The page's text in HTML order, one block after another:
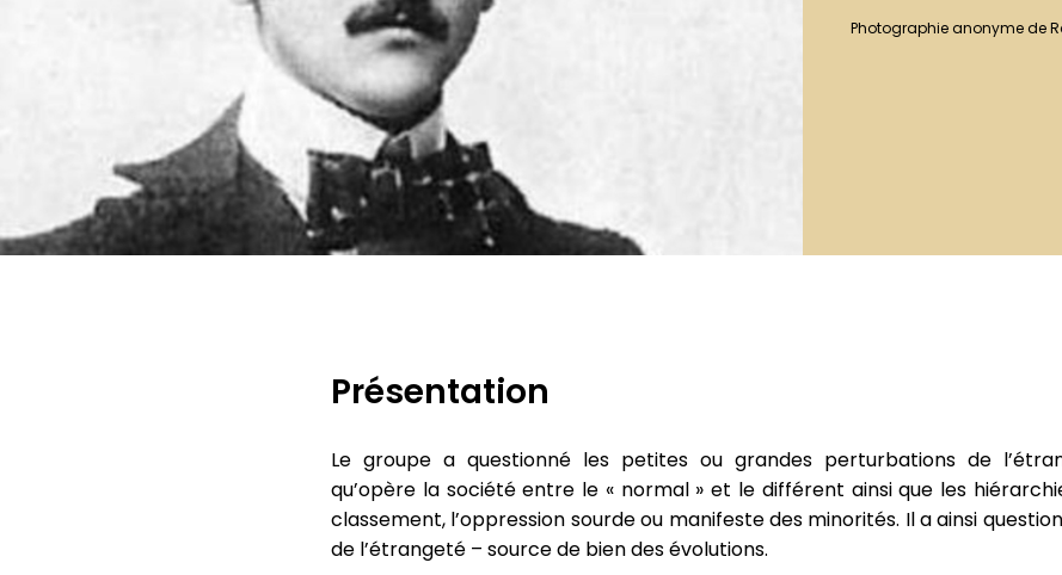
Photographie anonyme de
Présentation
Le groupe a questionné les petites ou grandes perturbations de
qu’opère la société entre le « normal » et le différent ainsi que les
classement, l’oppression sourde ou manifeste des minorités. Il a ainsi
de l’étrangeté – source de bien des évolutions.